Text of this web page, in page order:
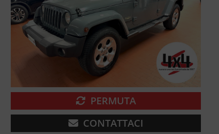
PERMUTA
CONTATTACI